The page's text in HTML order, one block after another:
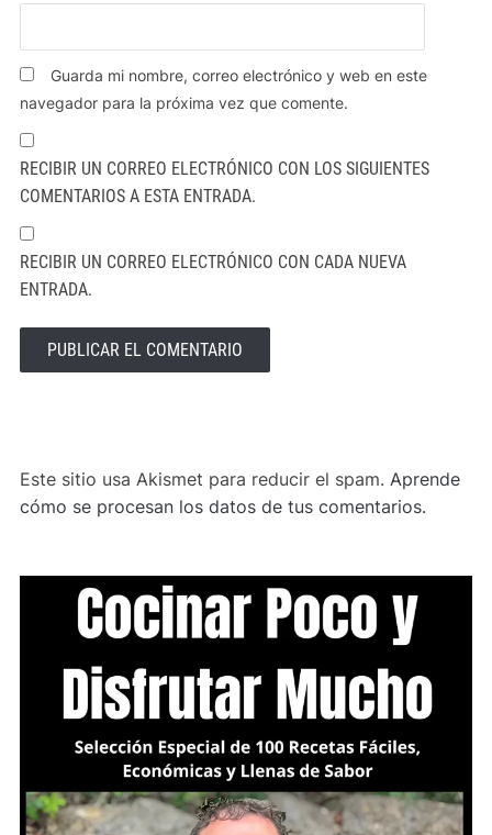
Guarda mi nombre, correo electrónico y web en este
navegador para la próxima vez que comente.
RECIBIR UN CORREO ELECTRÓNICO CON LOS SIGUIENTES
COMENTARIOS A ESTA ENTRADA.
RECIBIR UN CORREO ELECTRÓNICO CON CADA NUEVA
ENTRADA.
Este sitio usa Akismet para reducir el spam. Aprende
cómo se procesan los datos de tus comentarios.